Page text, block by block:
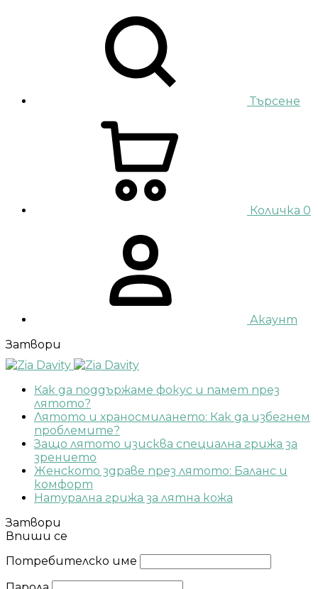
Търсене
Количка 0
Акаунт
Затвори
Как да поддържаме фокус и памет през
лятото?
Лятото и храносмилането: Как да избегнем
проблемите?
Защо лятото изисква специална грижа за
зрението
Женското здраве през лятото: Баланс и
комфорт
Натурална грижа за лятна кожа
Затвори
Впиши се
Потребителско име